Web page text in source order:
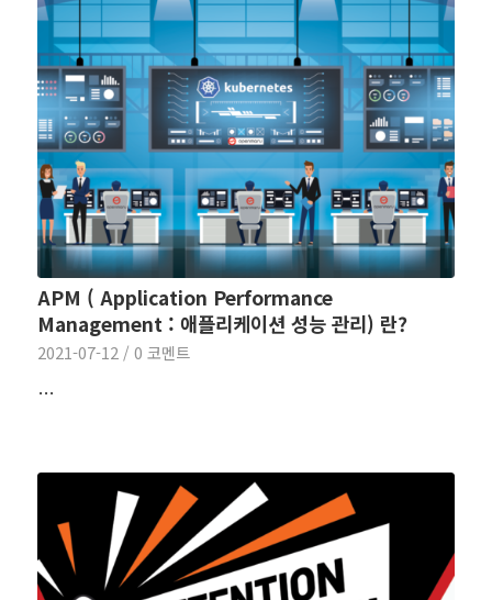
APM ( Application Performance
Management : 애플리케이션 성능 관리) 란?
2021-07-12 / 0 코멘트
…